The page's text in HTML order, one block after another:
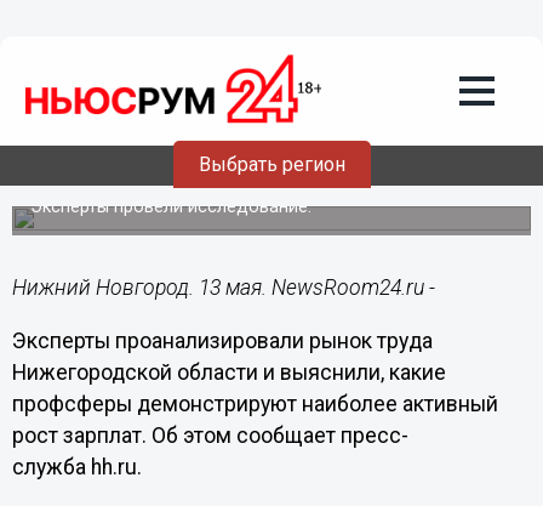
Выбрать регион
Стало известно, у кого произошел
наибольший рост зарплат в
Нижегородской области
Эксперты провели исследование.
Нижний Новгород. 13 мая. NewsRoom24.ru -
Эксперты проанализировали рынок труда
Нижегородской области и выяснили, какие
профсферы демонстрируют наиболее активный
рост зарплат. Об этом сообщает пресс-
служба hh.ru.